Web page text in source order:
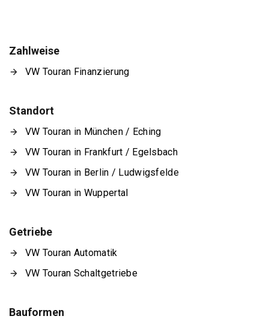
Zahlweise
VW Touran Finanzierung
Standort
VW Touran in München / Eching
VW Touran in Frankfurt / Egelsbach
VW Touran in Berlin / Ludwigsfelde
VW Touran in Wuppertal
Getriebe
VW Touran Automatik
VW Touran Schaltgetriebe
Bauformen